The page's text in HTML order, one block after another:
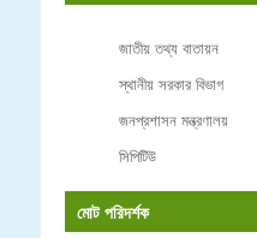
জাতীয় তথ্য বাতায়ন
স্থানীয় সরকার বিভাগ
জনপ্রশাসন মন্ত্রণালয়
সিপিটিউ
মোট পরিদর্শক